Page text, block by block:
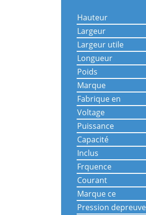
hauteur
largeur
largeur utile
longueur
poids
marque
fabrique en
voltage
puissance
capacité
inclus
frquence
courant
marque ce
pression depreuve